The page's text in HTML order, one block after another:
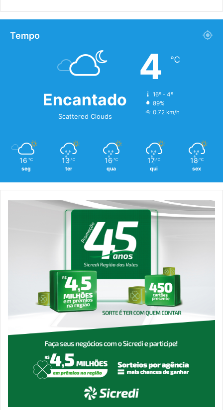
Tempo
Encantado
Scattered Clouds
4 ℃
16º - 4º
89%
0.72 km/h
16 ℃
seg
13 ℃
ter
16 ℃
qua
17 ℃
qui
18 ℃
sex